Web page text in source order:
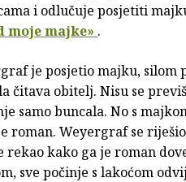
i odlučuje posjetiti
moje majke» .
je posjetio majku, silom
čitava obitelj. Nisu se
samo buncala. No s
roman. Weyergraf se
kako ga je roman
sve počinje s lakoćom